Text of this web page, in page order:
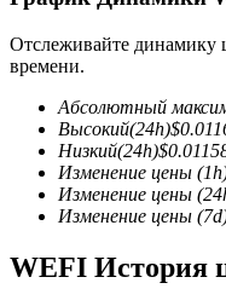
Криптовалютные
TradFi
Деривативы на
сырьевые товары
Отслеживайте динамику
времени.
Абсолютный
Высокий(24h)$
Низкий(24h)$
Изменение цены
Изменение цены
Изменение цены
WEFI История